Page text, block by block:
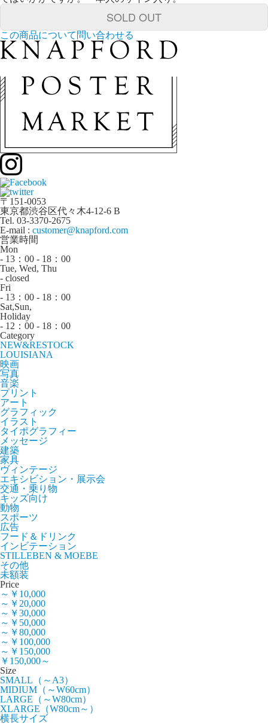
SOLD OUT
この商品について問い合わせる
〒151-0053
東京都渋谷区代々木4-12-6 B
Tel. 03-3370-2675
E-mail : customer@knapford.com
営業時間
Mon
- 13：00 - 18：00
Tue, Wed, Thu
- closed
Fri
- 13：00 - 18：00
Sat,Sun,
Holiday
- 12：00 - 18：00
Category
NEW&RESTOCK
LOUISIANA
映画
写真
音楽
プリント
アート
グラフィック
イラスト
タイポグラフィー
メッセージ
建築
家具
ヴィンテージ
エキシビション・展示会
交通・乗り物
キッズ向け
動物
スポーツ
広告
フード＆ドリンク
インビテーション
STILLEBEN & MOEBE
その他
未額装
Price
～￥10,000
～￥20,000
～￥30,000
～￥50,000
～￥80,000
～￥100,000
～￥150,000
￥150,000～
Size
SMALL（～A3）
MIDIUM（～W60cm）
LARGE（～W80cm）
XLARGE（W80cm～）
横長サイズ